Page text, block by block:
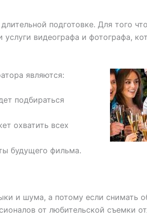
подготовке. Для того
видеографа и фотографа,
являются:
подбираться
охватить всех
будущего фильма.
и шума, а потому если снимать
от любительской съемки